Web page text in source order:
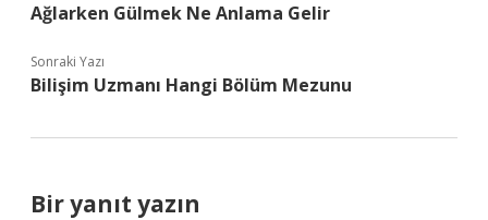
Ağlarken Gülmek Ne Anlama Gelir
Sonraki Yazı
Bilişim Uzmanı Hangi Bölüm Mezunu
Bir yanıt yazın